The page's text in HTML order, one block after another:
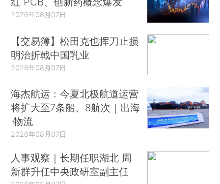
2026年08月07日
【交易簿】松田克也挥刀止损
明治折戟中国乳业
2026年08月07日
海杰航运：今夏北极航道运营
将扩大至7条船、8航次｜出海
·物流
2026年08月07日
人事观察｜长期任职湖北 周
新群升任中央政研室副主任